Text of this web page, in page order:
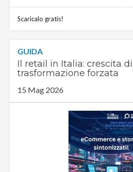
Scaricalo gratis!
GUIDA
Il retail in Italia: crescita
trasformazione forzata
15 Mag 2026